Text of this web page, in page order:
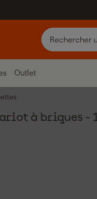
Outlet
à briques -